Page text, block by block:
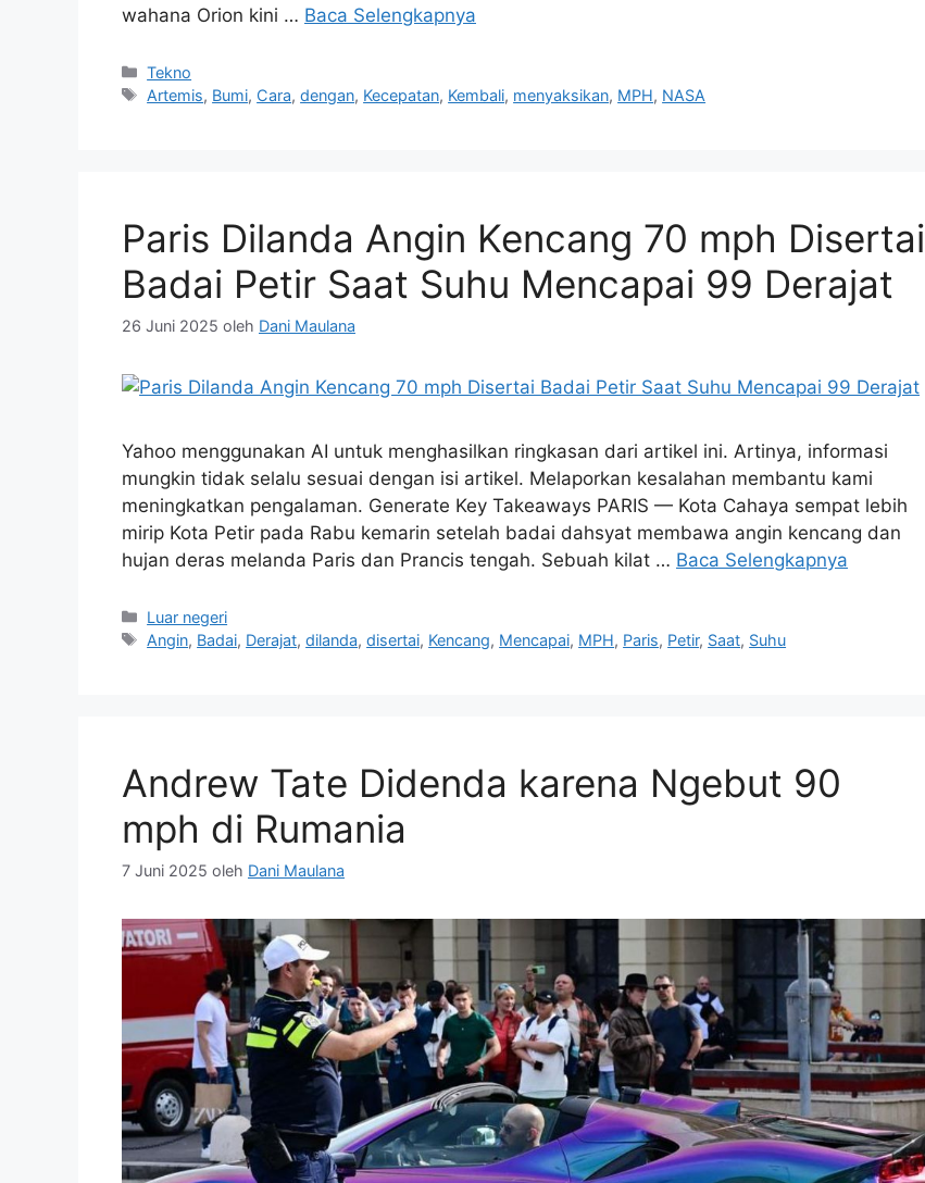
wahana Orion kini … Baca Selengkapnya
Kategori
Tekno
Tag
Artemis, Bumi, Cara,dengan, Kecepatan, Kembali, menyaksikan, MPH, NASA
Paris Dilanda Angin Kencang 70 mph Disertai
Badai Petir Saat Suhu Mencapai 99 Derajat
26 Juni 2025 oleh Dani Maulana
Yahoo menggunakan AI untuk menghasilkan ringkasan dari artikel ini. Artinya, informasi
mungkin tidak selalu sesuai dengan isi artikel. Melaporkan kesalahan membantu kami
meningkatkan pengalaman. Generate Key Takeaways PARIS — Kota Cahaya sempat lebih
mirip Kota Petir pada Rabu kemarin setelah badai dahsyat membawa angin kencang dan
hujan deras melanda Paris dan Prancis tengah. Sebuah kilat … Baca Selengkapnya
Kategori
Luar negeri
Tag
Angin, Badai, Derajat,dilanda,disertai, Kencang, Mencapai, MPH, Paris, Petir, Saat, Suhu
Andrew Tate Didenda karena Ngebut 90
mph di Rumania
7 Juni 2025 oleh Dani Maulana